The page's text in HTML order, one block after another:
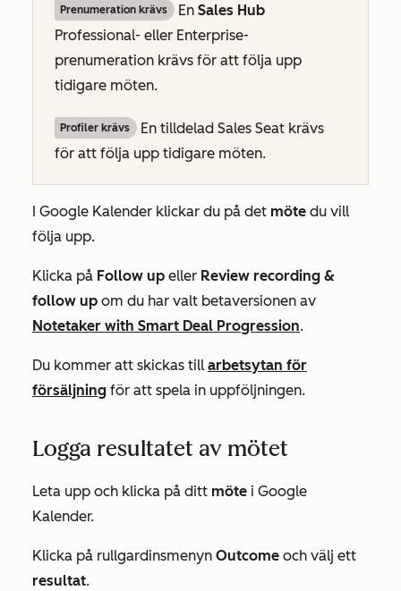
Prenumeration krävs En Sales Hub
Professional- eller Enterprise-
prenumeration krävs för att följa upp
tidigare möten.
Profiler krävs
En tilldelad Sales Seat krävs
för att följa upp tidigare möten.
I Google Kalender klickar du på det möte du vill
följa upp.
Klicka på Follow up eller Review recording &
follow up om du har valt betaversionen av
Notetaker with Smart Deal Progression.
Du kommer att skickas till arbetsytan för
försäljning för att spela in uppföljningen.
Logga resultatet av mötet
Leta upp och klicka på ditt möte i Google
Kalender.
Klicka på rullgardinsmenyn Outcome och välj ett
resultat.